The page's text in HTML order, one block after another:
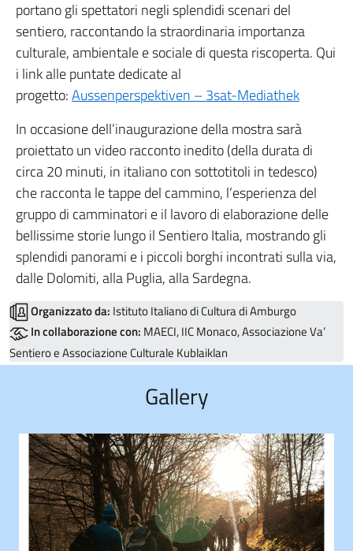
portano gli spettatori negli splendidi scenari del
sentiero, raccontando la straordinaria importanza
culturale, ambientale e sociale di questa riscoperta. Qui
i link alle puntate dedicate al
progetto:Aussenperspektiven – 3sat-Mediathek
In occasione dell’inaugurazione della mostra sarà
proiettato un video racconto inedito (della durata di
circa 20 minuti, in italiano con sottotitoli in tedesco)
che racconta le tappe del cammino, l’esperienza del
gruppo di camminatori e il lavoro di elaborazione delle
bellissime storie lungo il Sentiero Italia, mostrando gli
splendidi panorami e i piccoli borghi incontrati sulla via,
dalle Dolomiti, alla Puglia, alla Sardegna.
Organizzato da: Istituto Italiano di Cultura di Amburgo
In collaborazione con: MAECI, IIC Monaco, Associazione Va’
Sentiero e Associazione Culturale Kublaiklan
Gallery